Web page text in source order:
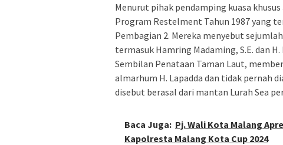
Menurut pihak pendamping kuasa
Program Restelment Tahun 1987 yang
Pembagian 2. Mereka menyebut
termasuk Hamring Madaming, S.E. dan
Sembilan Penataan Taman Laut,
almarhum H. Lapadda dan tidak pernah
disebut berasal dari mantan Lurah Sea
Baca Juga: Pj. Wali Kota Malang
Kapolresta Malang Kota Cup 2024